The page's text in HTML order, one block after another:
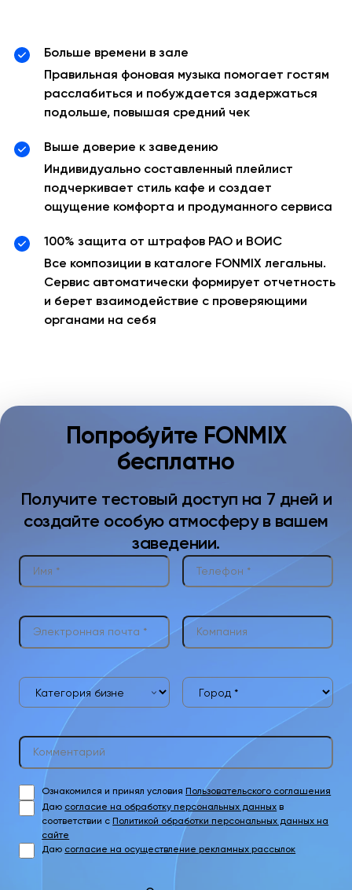
Больше времени в зале
Правильная фоновая музыка помогает гостям
расслабиться и побуждается задержаться
подольше, повышая средний чек
Выше доверие к заведению
Индивидуально составленный плейлист
подчеркивает стиль кафе и создает
ощущение комфорта и продуманного сервиса
100% защита от штрафов РАО и ВОИС
Все композиции в каталоге FONMIX легальны.
Сервис автоматически формирует отчетность
и берет взаимодействие с проверяющими
органами на себя
Попробуйте FONMIX
бесплатно
Получите тестовый доступ на 7 дней и
создайте особую атмосферу в вашем
заведении.
Ознакомился и принял условия Пользовательского соглашения
Даю согласие на обработку персональных данных в
соответствии с Политикой обработки персональных данных на
сайте
Даю согласие на осуществление рекламных рассылок